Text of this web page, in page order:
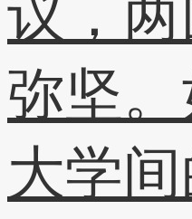
议，
弥坚
大学